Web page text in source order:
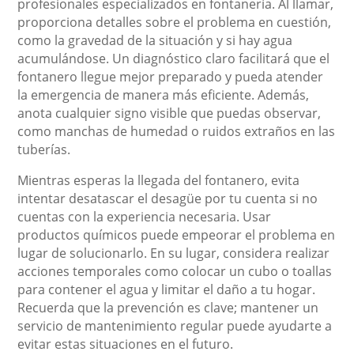
profesionales especializados en fontanería. Al llamar,
proporciona detalles sobre el problema en cuestión,
como la gravedad de la situación y si hay agua
acumulándose. Un diagnóstico claro facilitará que el
fontanero llegue mejor preparado y pueda atender
la emergencia de manera más eficiente. Además,
anota cualquier signo visible que puedas observar,
como manchas de humedad o ruidos extraños en las
tuberías.
Mientras esperas la llegada del fontanero, evita
intentar desatascar el desagüe por tu cuenta si no
cuentas con la experiencia necesaria. Usar
productos químicos puede empeorar el problema en
lugar de solucionarlo. En su lugar, considera realizar
acciones temporales como colocar un cubo o toallas
para contener el agua y limitar el daño a tu hogar.
Recuerda que la prevención es clave; mantener un
servicio de mantenimiento regular puede ayudarte a
evitar estas situaciones en el futuro.